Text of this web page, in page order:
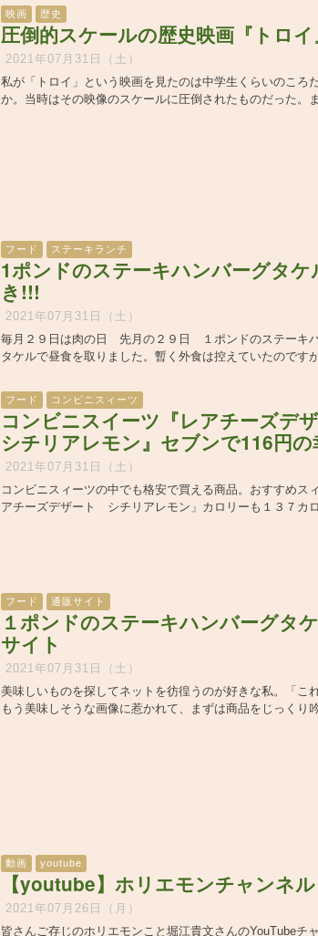
映画 歴史
圧倒的スケールの歴史映画『トロイ
2021年07月31日（土）
私が「トロイ」という映画を見たのは中学生くらいのころ
か。当時はその映像のスケールに圧倒されたものだった。
フード ステーキランチ
1ポンドのステーキハンバーグタケ
き!!!
2021年07月31日（土）
毎月２９日は肉の日 先月の２９日 １ポンドのステーキ
タケルで昼食を取りました。暫く外食は控えていたのですが
フード コンビニスィーツ
コンビニスイーツ『レアチーズデ
シチリアレモン』セブンで116円の
2021年07月31日（土）
コンビニスィーツの中でも格安で買える商品。おすすめス
アチーズデザート シチリアレモン」カロリーも１３７カ
フード 通販サイト
１ポンドのステーキハンバーグタ
サイト
2021年07月31日（土）
美味しいものを探してネットを彷徨うのが好きな私。「こ
もう美味しそうな画像に惹かれて、まずは商品をじっくり
動画 youtube
【youtube】ホリエモンチャンネル
2021年07月26日（月）
皆さんご存じのホリエモンこと堀江貴文さんのYouTubeチ